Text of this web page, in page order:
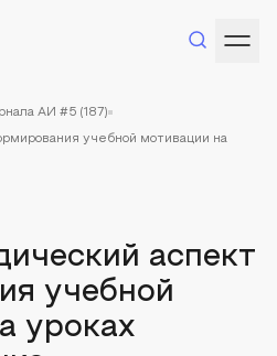
АИ #5 (187)
учебной мотивации на
аспект
учебной
уроках